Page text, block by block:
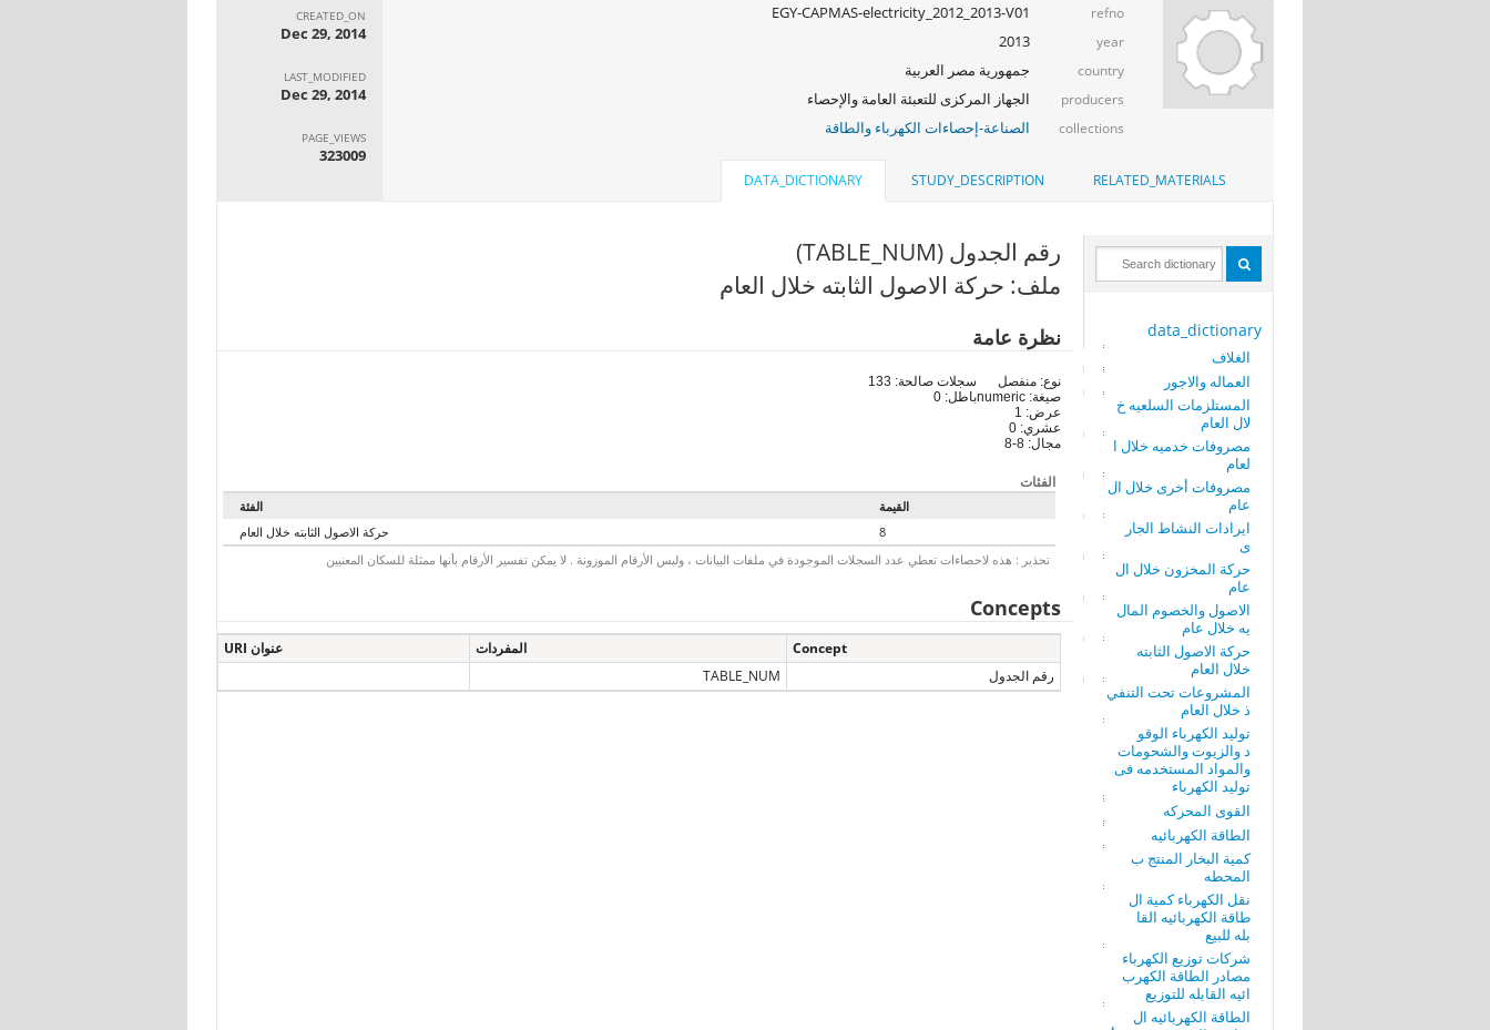
refno
EGY-CAPMAS-electricity_2012_2013-V01
year
2013
country جمهورية مصر العربية
producers الجهاز المركزى للتعبئة العامة والإحصاء
collections الصناعة-إحصاءات الكهرباء والطاقة
CREATED_ON
Dec 29, 2014
LAST_MODIFIED
Dec 29, 2014
PAGE_VIEWS
323009
RELATED_MATERIALS
STUDY_DESCRIPTION
DATA_DICTIONARY
data_dictionary
الغلاف
العماله والاجور
المستلزمات السلعيه خ
لال العام
مصروفات خدميه خلال ا
لعام
مصروفات أخرى خلال ال
عام
ايرادات النشاط الجار
ى
حركة المخزون خلال ال
عام
الاصول والخصوم المال
يه خلال عام
حركة الاصول الثابته
خلال العام
المشروعات تحت التنفي
ذ خلال العام
توليد الكهرباء الوقو
د والزيوت والشحومات
والمواد المستخدمه فى
توليد الكهرباء
القوى المحركه
الطاقة الكهربائيه
كمية البخار المنتج ب
المحطه
نقل الكهرباء كمية ال
طاقة الكهربائيه القا
بله للبيع
شركات توزيع الكهرباء
مصادر الطاقة الكهرب
ائيه القابله للتوزيع
الطاقة الكهربائيه ال
رقم الجدول (TABLE_NUM)
ملف: حركة الاصول الثابته خلال العام
نظرة عامة
نوع: منفصل
صيغة: numeric
عرض: 1
عشري: 0
مجال: 8-8
سجلات صالحة: 133
باطل: 0
الفئات
القيمة
الفئة
8
حركة الاصول الثابته خلال العام
تحذير : هذه لاحصاءات تعطي عدد السجلات الموجودة في ملفات البيانات ، وليس الأرقام الموزونة . لا يمكن تفسير الأرقام بأنها ممثلة للسكان المعنيين
Concepts
Concept المفردات
عنوان URI
رقم الجدول
TABLE_NUM